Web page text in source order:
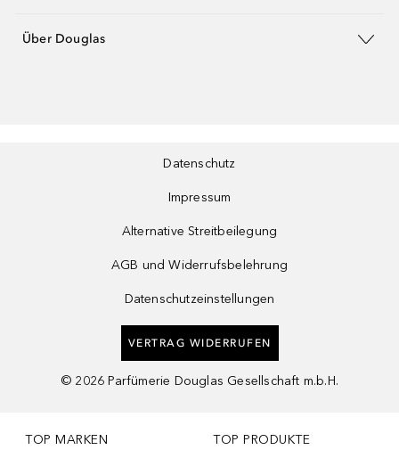
Über Douglas
Datenschutz
Impressum
Alternative Streitbeilegung
AGB und Widerrufsbelehrung
Datenschutzeinstellungen
VERTRAG WIDERRUFEN
© 2026 Parfümerie Douglas Gesellschaft m.b.H.
TOP MARKEN TOP PRODUKTE